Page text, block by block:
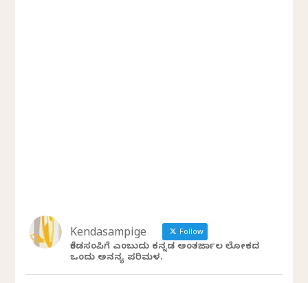
Kendasampige Follow
ಕೆಂಡಸಂಪಿಗೆ ಎಂಬುದು ಕನ್ನಡ ಅಂತರ್ಜಾಲ ಲೋಕದ
ಒಂದು ಅನನ್ಯ ಪರಿಮಳ.